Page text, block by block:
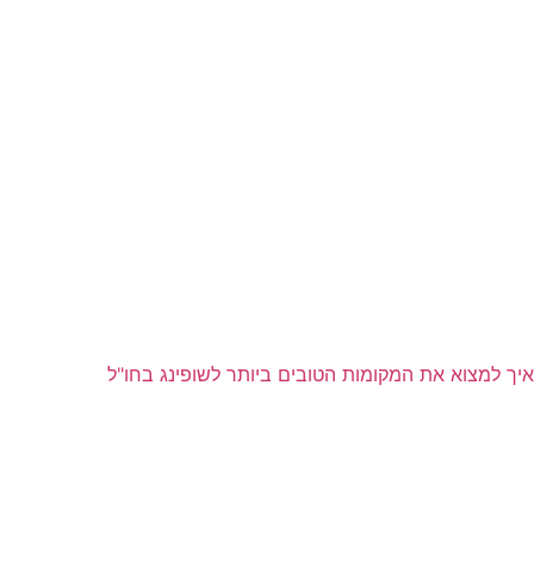
איך למצוא את המקומות הטובים ביותר לשופינג בחו"ל